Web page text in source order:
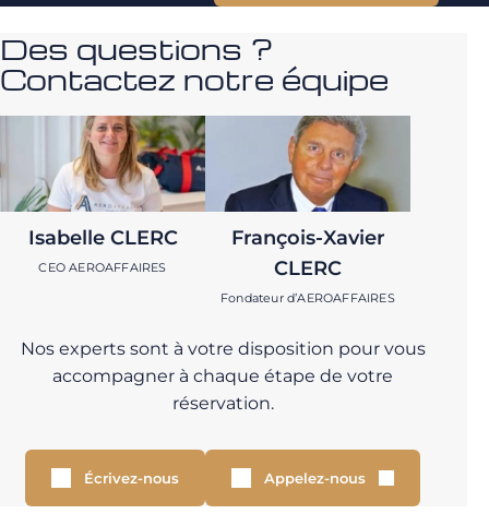
Des questions ?
Contactez notre équipe
Isabelle CLERC
CEO AEROAFFAIRES
François-Xavier
CLERC
Fondateur d’AEROAFFAIRES
Nos experts sont à votre disposition pour vous
accompagner à chaque étape de votre
réservation.
Écrivez-nous Appelez-nous